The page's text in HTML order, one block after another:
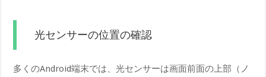
光センサーの位置の確認
多くのAndroid端末では、光センサーは画面前面の上部（ノ